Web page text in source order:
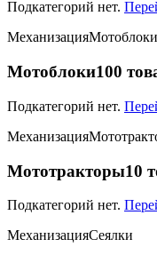
Подкатегорий нет.
МеханизацияМотоблоки
Мотоблоки100
Подкатегорий нет.
Механизация
Мототракторы10
Подкатегорий нет.
МеханизацияСеялки